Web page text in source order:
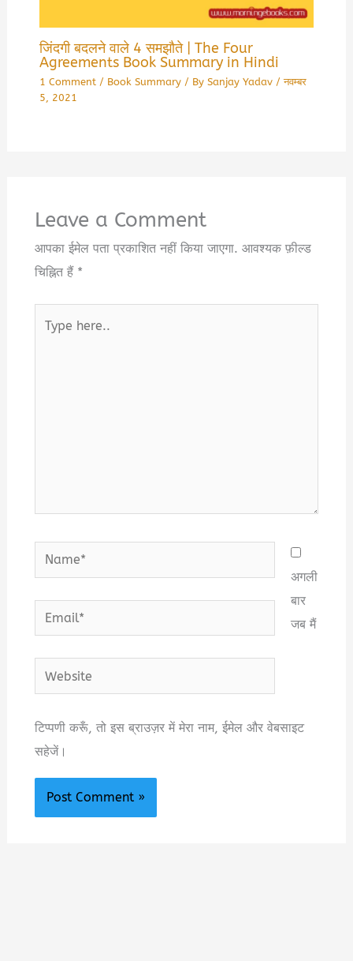
जिंदगी बदलने वाले 4 समझौते | The Four
Agreements Book Summary in Hindi
1 Comment / Book Summary/ By Sanjay Yadav /नवम्बर
5, 2021
Leave a Comment
आपका ईमेल पता प्रकाशित नहीं किया जाएगा. आवश्यक फ़ील्ड
चिह्नित हैं *
here..
Name*
Email*
Website
अगली
बार
जब मैं
टिप्पणी करूँ, तो इस ब्राउज़र में मेरा नाम, ईमेल और वेबसाइट
सहेजें।